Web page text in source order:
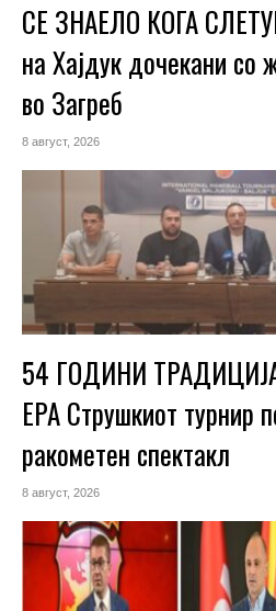
СЕ ЗНАЕЛО КОГА
на Хајдук дочекани со
во Загреб
8 август, 2026
54 ГОДИНИ
ЕРА Струшкиот турнир
ракометен спектакл
8 август, 2026